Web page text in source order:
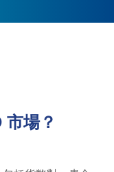
市場？